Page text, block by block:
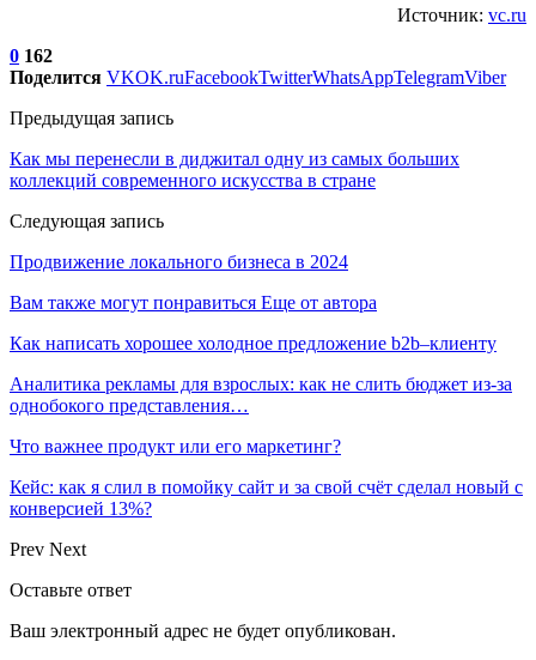
Источник: vc.ru
0 162
Поделится VKOK.ruFacebookTwitterWhatsAppTelegramViber
Предыдущая запись
Как мы перенесли в диджитал одну из самых больших
коллекций современного искусства в стране
Следующая запись
Продвижение локального бизнеса в 2024
Вам также могут понравиться Еще от автора
Как написать хорошее холодное предложение b2b–клиенту
Аналитика рекламы для взрослых: как не слить бюджет из-за
однобокого представления…
Что важнее продукт или его маркетинг?
Кейс: как я слил в помойку сайт и за свой счёт сделал новый с
конверсией 13%?
Prev Next
Оставьте ответ
Ваш электронный адрес не будет опубликован.